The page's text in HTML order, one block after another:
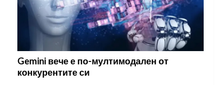
Gemini вече е по-мултимодален от
конкурентите си